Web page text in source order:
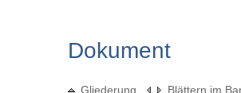
Dokument
Gliederung Blättern im